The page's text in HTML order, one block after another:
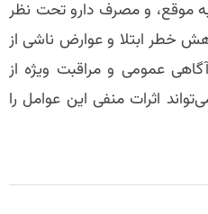
موقع، و مصرف دارو تحت نظر
خطر ابتلا و عوارض ناشی از
عمومی و مراقبت ویژه از
اثرات منفی این عوامل را